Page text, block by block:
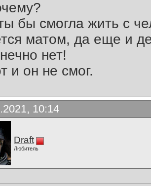
бы смогла жить с
матом, да еще и
нет!
и он не смог.
10:14
Draft
Любитель